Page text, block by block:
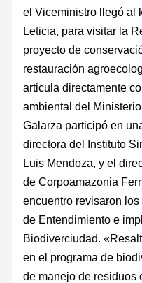
el Viceministro llegó al
Leticia, para visitar la
proyecto de
restauración
articula directamente
ambiental del
Galarza participó en
directora del Instituto
Luis Mendoza, y el
de Corpoamazonia
encuentro revisaron
de Entendimiento e
Biodiverciudad.
en el programa de
de manejo de residuos